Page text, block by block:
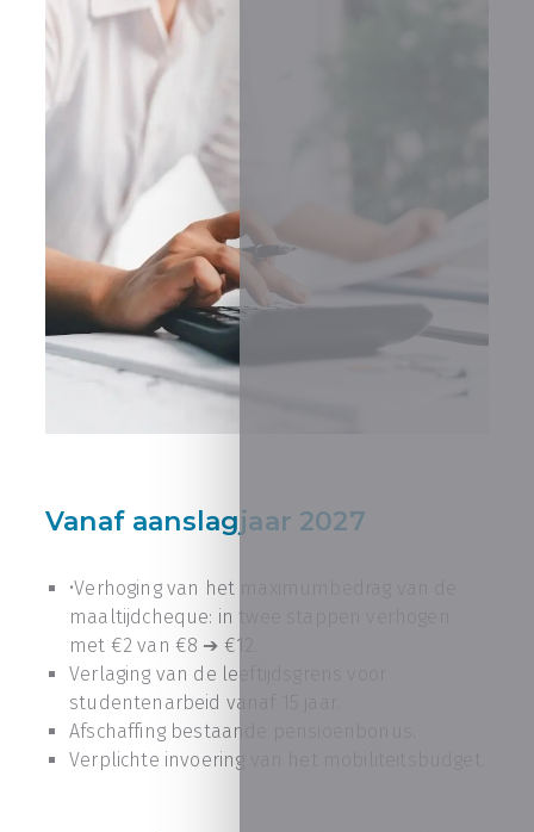
Vanaf aanslagjaar 2027
•Verhoging van het maximumbedrag van de
maaltijdcheque: in twee stappen verhogen
met €2 van €8 ➔ €12.
Verlaging van de leeftijdsgrens voor
studentenarbeid vanaf 15 jaar.
Afschaffing bestaande pensioenbonus.
Verplichte invoering van het mobiliteitsbudget.